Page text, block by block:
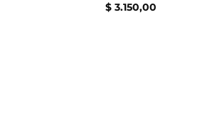
$3.150,00